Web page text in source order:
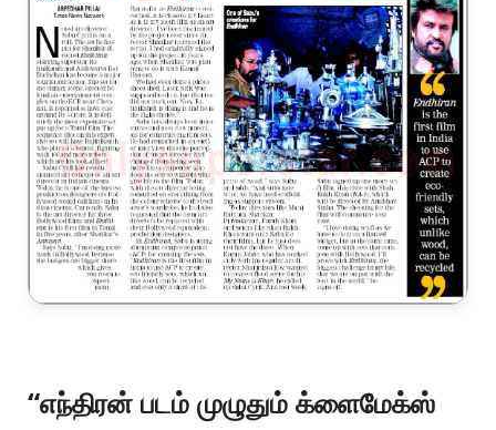
“எந்திரன் படம் முழுதும் க்ளைமேக்ஸ்